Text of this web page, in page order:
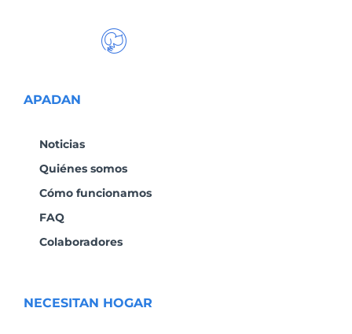
APADAN
Noticias
Quiénes somos
Cómo funcionamos
FAQ
Colaboradores
NECESITAN HOGAR